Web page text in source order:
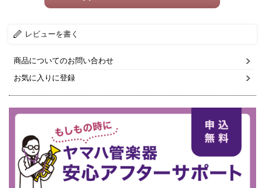
レビューを書く
商品についてのお問い合わせ
お気に入りに登録